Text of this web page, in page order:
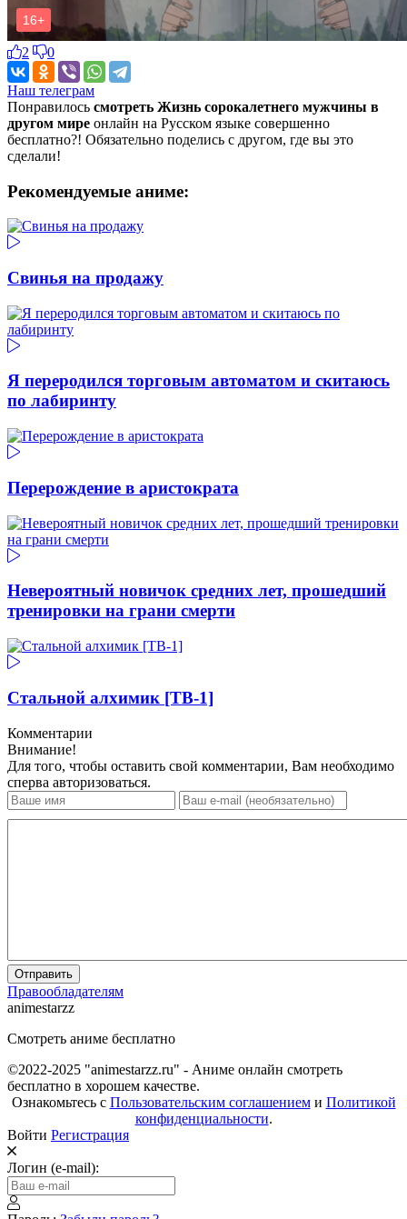
2 0
Наш телеграм
Понравилось смотреть Жизнь сорокалетнего мужчины в
другом мире онлайн на Русском языке совершенно
бесплатно?! Обязательно поделись с другом, где вы это
сделали!
Рекомендуемые аниме:
Свинья на продажу
Я переродился торговым автоматом и скитаюсь
по лабиринту
Перерождение в аристократа
Невероятный новичок средних лет, прошедший
тренировки на грани смерти
Стальной алхимик [ТВ-1]
Комментарии
Внимание!
Для того, чтобы оставить свой комментарии, Вам необходимо
сперва авторизоваться.
Отправить
Правообладателям
animestarzz
Смотреть аниме бесплатно
©2022-2025 "animestarzz.ru" - Аниме онлайн смотреть
бесплатно в хорошем качестве.
Ознакомьтесь с Пользовательским соглашениеми Политикой
конфиденциальности.
Войти Регистрация
Логин (e-mail):